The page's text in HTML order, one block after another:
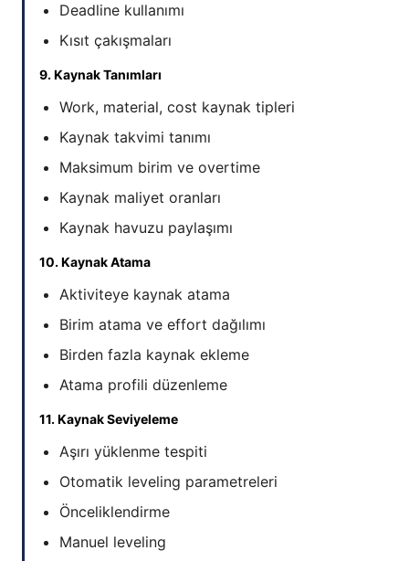
Deadline kullanımı
Kısıt çakışmaları
9. Kaynak Tanımları
Work, material, cost kaynak tipleri
Kaynak takvimi tanımı
Maksimum birim ve overtime
Kaynak maliyet oranları
Kaynak havuzu paylaşımı
10. Kaynak Atama
Aktiviteye kaynak atama
Birim atama ve effort dağılımı
Birden fazla kaynak ekleme
Atama profili düzenleme
11. Kaynak Seviyeleme
Aşırı yüklenme tespiti
Otomatik leveling parametreleri
Önceliklendirme
Manuel leveling